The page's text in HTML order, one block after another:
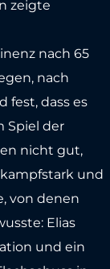
zeigte
nach 65
nach
fest, dass es
Spiel der
nicht gut,
und
von denen
Elias
und ein